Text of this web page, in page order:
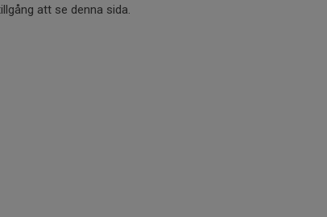
att se denna sida.